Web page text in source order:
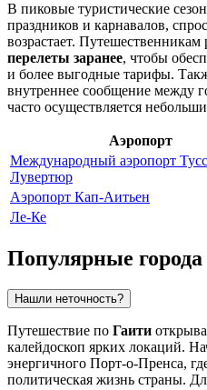
В пиковые туристические
праздников и карнавалов,
возрастает. Путешественникам
перелеты заранее, чтобы
и более выгодные тарифы.
внутреннее сообщение между
часто осуществляется
Аэропорт
Международный аэропорт
Лувертюр
Аэропорт Кап-Аитьен
Ле-Ке
Популярные
Нашли неточность?
Путешествие по Гаити
калейдоскоп ярких локаций.
энергичного Порт-о-Пренса,
политическая жизнь страны.